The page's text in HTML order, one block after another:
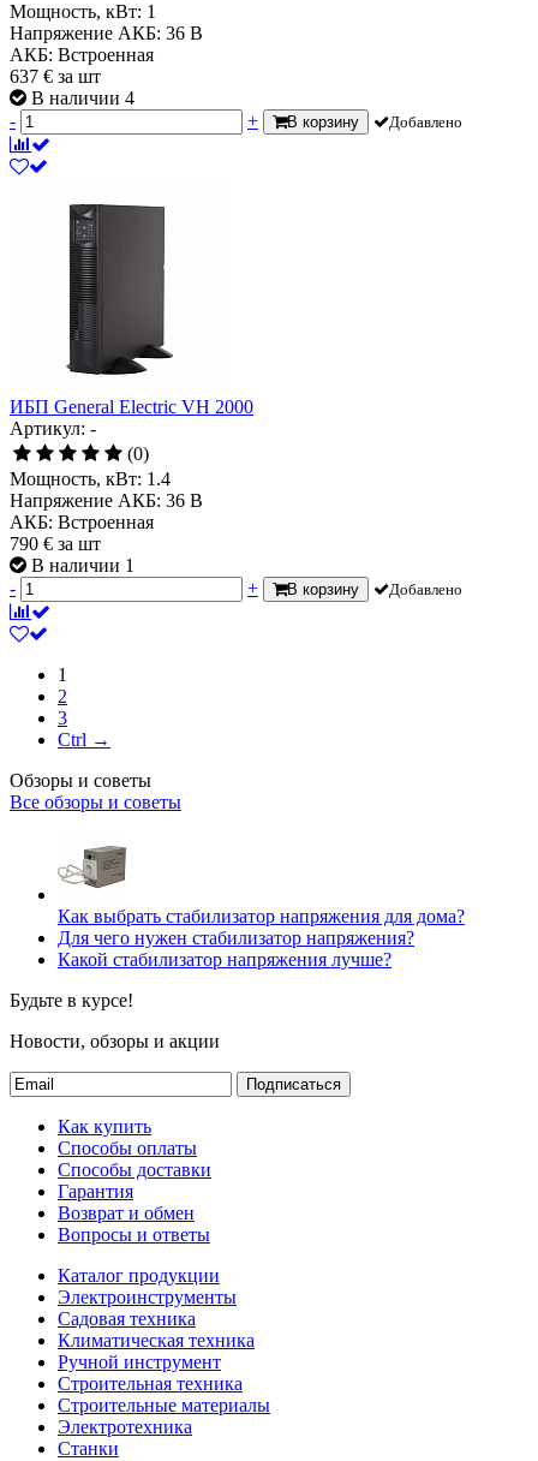
Мощность, кВт: 1
Напряжение АКБ: 36 В
АКБ: Встроенная
637 € за шт
В наличии 4
-
+ В корзину Добавлено
ИБП General Electric VH 2000
Артикул: -
(0)
Мощность, кВт: 1.4
Напряжение АКБ: 36 В
АКБ: Встроенная
790 € за шт
В наличии 1
-
+ В корзину Добавлено
1
2
3
Ctrl →
Обзоры и советы
Все обзоры и советы
Как выбрать стабилизатор напряжения для дома?
Для чего нужен стабилизатор напряжения?
Какой стабилизатор напряжения лучше?
Будьте в курсе!
Новости, обзоры и акции
Подписаться
Как купить
Способы оплаты
Способы доставки
Гарантия
Возврат и обмен
Вопросы и ответы
Каталог продукции
Электроинструменты
Садовая техника
Климатическая техника
Ручной инструмент
Строительная техника
Строительные материалы
Электротехника
Станки